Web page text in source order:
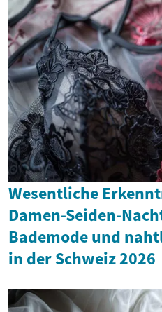
Wesentliche
Damen-Seiden-
Bademode und
in der Schweiz 2026